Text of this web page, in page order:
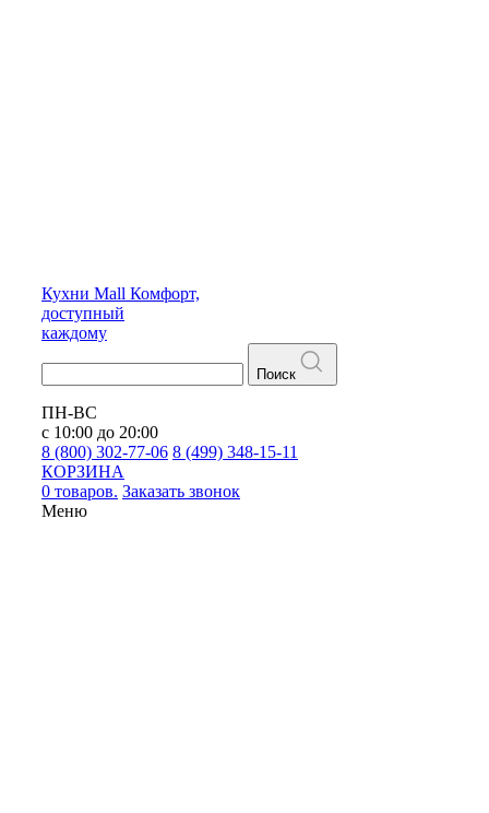
Кухни Mall Комфорт,
доступный
каждому
Поиск
ПН-ВС
с 10:00 до 20:00
8 (800) 302-77-06 8 (499) 348-15-11
КОРЗИНА
0 товаров. Заказать звонок
Меню